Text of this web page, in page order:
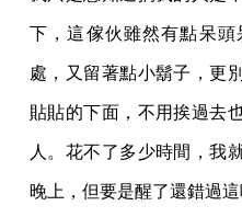
下，這傢伙雖然有點呆
處 ，又留著點小鬍子，更
貼貼的下面，不用挨過去
人。花不了多少時間，我
晚上，但要是醒了還錯過這